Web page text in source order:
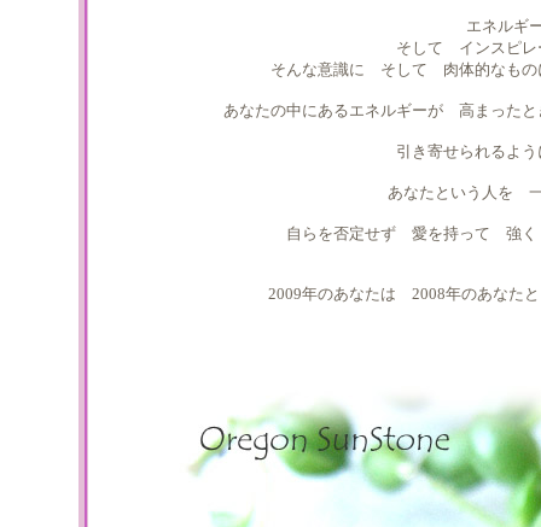
エネルギ
そして インスピレ
そんな意識に そして 肉体的なもの
あなたの中にあるエネルギーが 高まった
引き寄せられるよ
あなたという人を
自らを否定せず 愛を持って 強
2009年のあなたは 2008年のあな